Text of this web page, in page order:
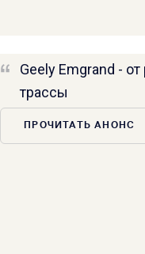
Geely Emgrand - от
трассы
ПРОЧИТАТЬ АНОНС